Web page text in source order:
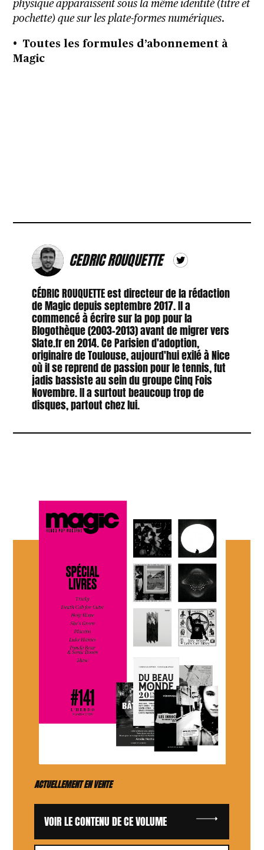
physique apparaissent sous la même identité (titre et
pochette) que sur les plate-formes numériques.
• Toutes les formules d’abonnement à
Magic
CEDRIC ROUQUETTE
CÉDRIC ROUQUETTE est directeur de la rédaction
de Magic depuis septembre 2017. Il a
commencé à écrire sur la pop pour la
Blogothèque (2003-2013) avant de migrer vers
Slate.fr en 2014. Ce Parisien d'adoption,
originaire de Toulouse, aujourd'hui exilé à Nice
où il se reprend de passion pour le tennis, fut
jadis bassiste au sein du groupe Cinq Fois
Novembre. Il a surtout beaucoup trop de
disques, partout chez lui.
ACTUELLEMENT EN VENTE
VOIR LE CONTENU DE CE VOLUME